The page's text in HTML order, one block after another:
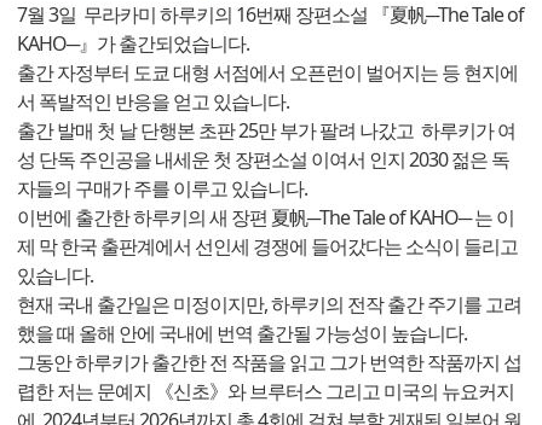
7월 3일 무라카미 하루키의 16번째 장편소설 『夏帆─The Tale of
KAHO─』가 출간되었습니다.
출간 자정부터 도쿄 대형 서점에서 오픈런이 벌어지는 등 현지에
서 폭발적인 반응을 얻고 있습니다.
출간 발매 첫 날 단행본 초판 25만 부가 팔려 나갔고 하루키가 여
성 단독 주인공을 내세운 첫 장편소설 이여서 인지 2030 젊은 독
자들의 구매가 주를 이루고 있습니다.
이번에 출간한 하루키의 새 장편 夏帆─The Tale of KAHO─ 는 이
제 막 한국 출판계에서 선인세 경쟁에 들어갔다는 소식이 들리고
있습니다.
현재 국내 출간일은 미정이지만, 하루키의 전작 출간 주기를 고려
했을 때 올해 안에 국내에 번역 출간될 가능성이 높습니다.
그동안 하루키가 출간한 전 작품을 읽고 그가 번역한 작품까지 섭
렵한 저는 문예지 《신초》와 브루터스 그리고 미국의 뉴요커지